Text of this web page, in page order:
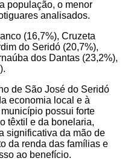
população, o menor
analisados.
(16,7%), Cruzeta
do Seridó (20,7%),
dos Dantas (23,2%),
de São José do Seridó
economia local e à
possui forte
têxtil e da bonelaria,
significativa da mão de
da renda das famílias e
ao benefício.